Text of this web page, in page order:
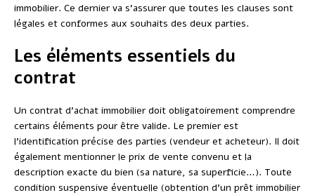
immobilier. Ce dernier va s’assurer que toutes les clauses sont
légales et conformes aux souhaits des deux parties.
Les éléments essentiels du
contrat
Un contrat d’achat immobilier doit obligatoirement comprendre
certains éléments pour être valide. Le premier est
l’identification précise des parties (vendeur et acheteur). Il doit
également mentionner le prix de vente convenu et la
description exacte du bien (sa nature, sa superficie…). Toute
condition suspensive éventuelle (obtention d’un prêt immobilier